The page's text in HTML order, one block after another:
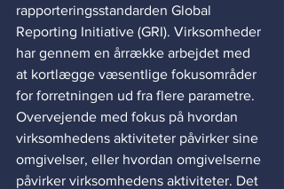
rapporteringsstandarden Global
Reporting Initiative (GRI). Virksomheder
har gennem en årrække arbejdet med
at kortlægge væsentlige fokusområder
for forretningen ud fra flere parametre.
Overvejende med fokus på hvordan
virksomhedens aktiviteter påvirker sine
omgivelser, eller hvordan omgivelserne
påvirker virksomhedens aktiviteter. Det